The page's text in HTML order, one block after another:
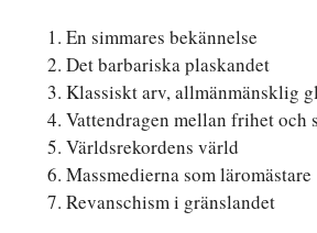
En simmares bekännelse
Det barbariska plaskandet
Klassiskt arv, allmänmänsklig
Vattendragen mellan frihet och
Världsrekordens värld
Massmedierna som läromästare
Revanschism i gränslandet